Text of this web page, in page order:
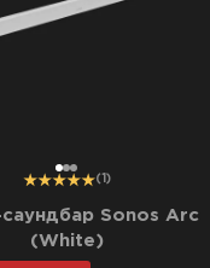
12 3 (1)
Sonos Arc
(White)